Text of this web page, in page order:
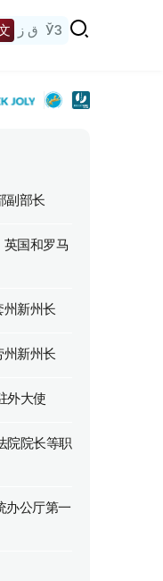
ق ز ЎЗ
副部长
国和罗马
新州长
新州长
外大使
院院长等职
办公厅第一